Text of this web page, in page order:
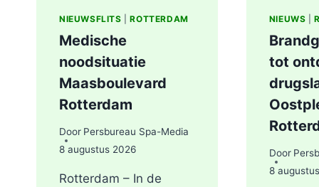
NIEUWSFLITS |ROTTERDAM
Medische
noodsituatie
Maasboulevard
Rotterdam
Door Persbureau Spa-Media
8 augustus 2026
Rotterdam – In de
NIEUWS |
tot
Door
8